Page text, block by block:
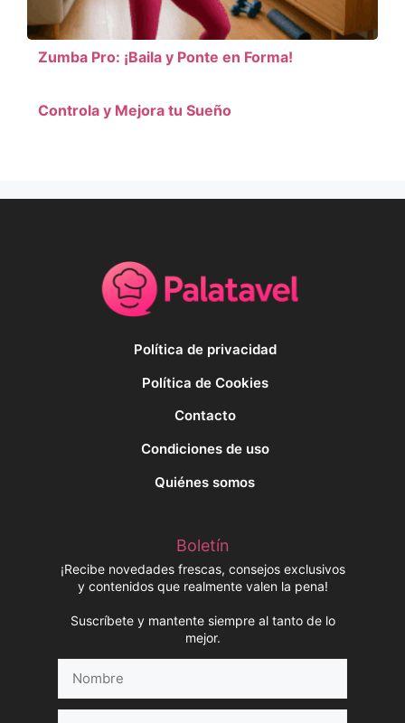
Zumba Pro: ¡Baila y Ponte en Forma!
Controla y Mejora tu Sueño
Política de privacidad
Política de Cookies
Contacto
Condiciones de uso
Quiénes somos
Boletín
¡Recibe novedades frescas, consejos exclusivos
y contenidos que realmente valen la pena!
Suscríbete y mantente siempre al tanto de lo
mejor.